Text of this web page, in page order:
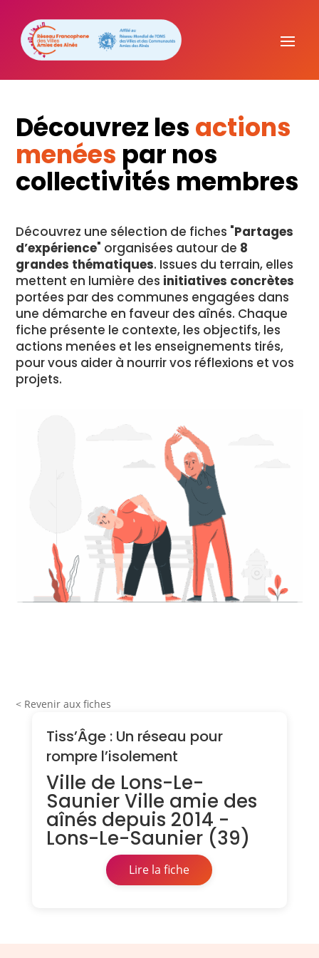
Découvrez les actions
menées par nos
collectivités membres
Découvrez une sélection de fiches "Partages
d’expérience" organisées autour de 8
grandes thématiques. Issues du terrain, elles
mettent en lumière des initiatives concrètes
portées par des communes engagées dans
une démarche en faveur des aînés. Chaque
fiche présente le contexte, les objectifs, les
actions menées et les enseignements tirés,
pour vous aider à nourrir vos réflexions et vos
projets.
< Revenir aux fiches
Tiss’Âge : Un réseau pour
rompre l’isolement
Ville de Lons-Le-
Saunier Ville amie des
aînés depuis 2014 -
Lons-Le-Saunier (39)
Lire la fiche